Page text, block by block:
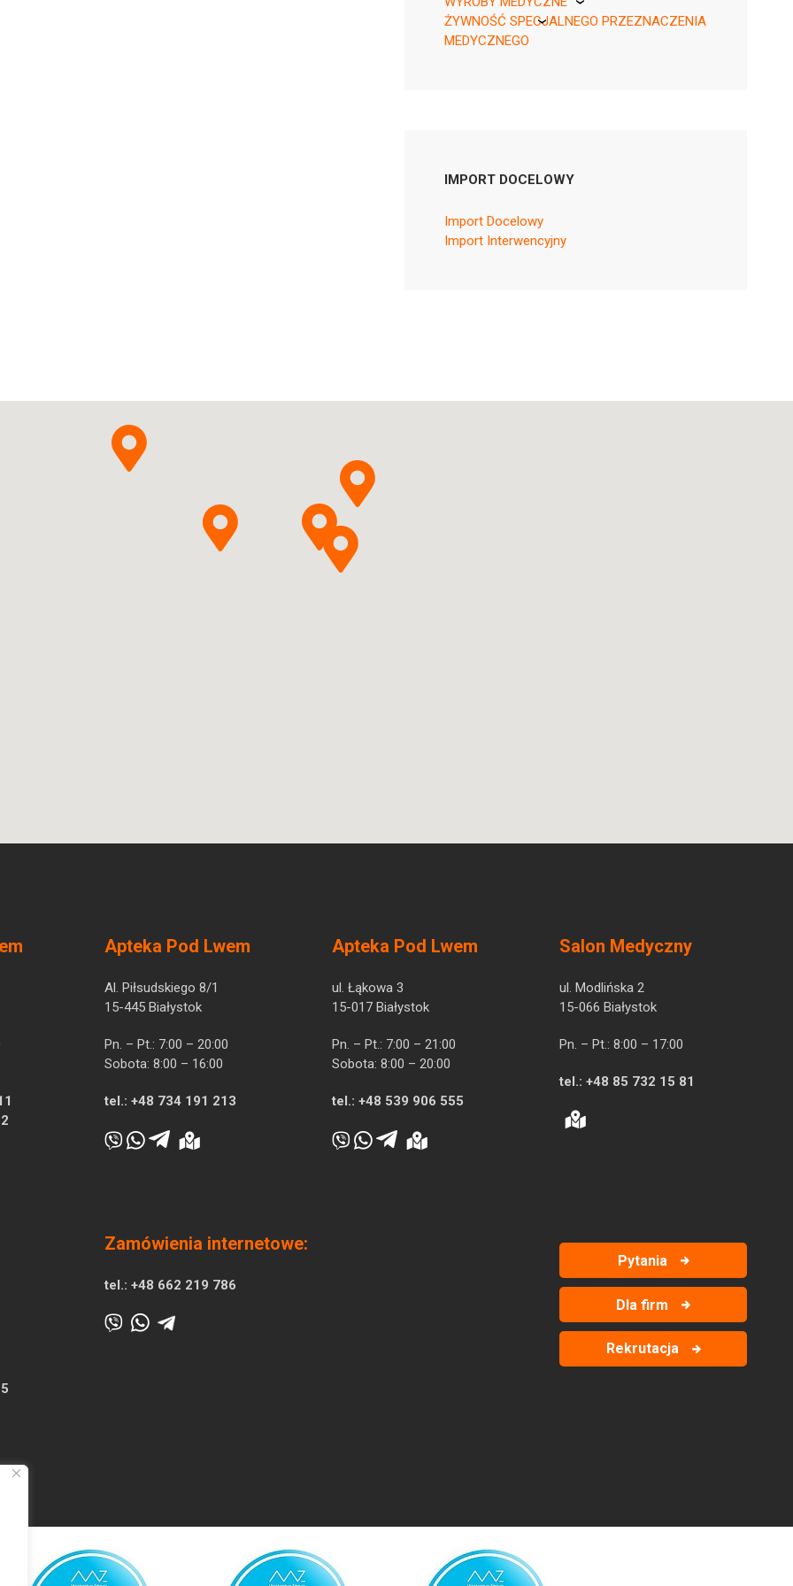
KikGel
ŻYWNOŚĆ SPECJALNEGO PRZEZNACZENIA
MEDYCZNEGO
IMPORT DOCELOWY
Import Docelowy
Import Interwencyjny
Apteka Pod Lwem
Al. Piłsudskiego 8/1
15-445 Białystok
Pn. – Pt.: 7:00 – 20:00
Sobota: 8:00 – 16:00
tel.: +48 734 191 213
Apteka Pod Lwem
ul. Łąkowa 3
15-017 Białystok
Pn. – Pt.: 7:00 – 21:00
Sobota: 8:00 – 20:00
tel.: +48 539 906 555
Salon Medyczny
ul. Modlińska 2
15-066 Białystok
Pn. – Pt.: 8:00 – 17:00
tel.: +48 85 732 15 81
Zamówienia internetowe:
tel.: +48 662 219 786
Pytania
Dla firm
Rekrutacja